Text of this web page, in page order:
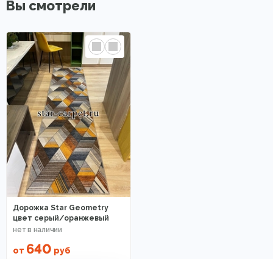
Вы смотрели
Дорожка Star Geometry
цвет серый/оранжевый
от 640 руб